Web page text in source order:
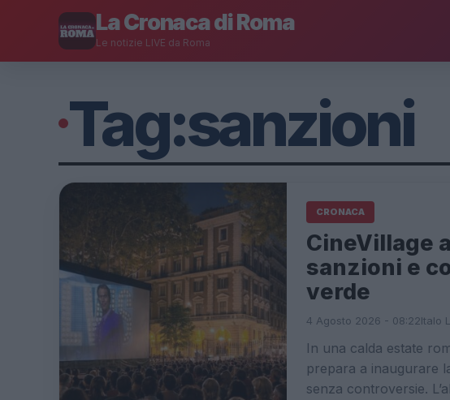
La Cronaca di Roma
Le notizie LIVE da Roma
Tag:sanzioni
CRONACA
CineVillage
sanzioni e
verde
4 Agosto 2026 - 08:22Italo
In una calda estate
prepara a inaugurare
senza controversie.